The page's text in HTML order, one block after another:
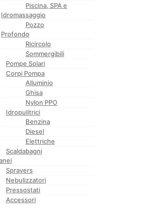
Piscina, SPA e
Idromassaggio
Pozzo
Profondo
Ricircolo
Sommergibili
Pompe Solari
Corpi Pompa
Alluminio
Ghisa
Nylon PPO
Idropulitrici
Benzina
Diesel
Elettriche
Scaldabagni
Sprayers
Nebulizzatori
Pressostati
Accessori